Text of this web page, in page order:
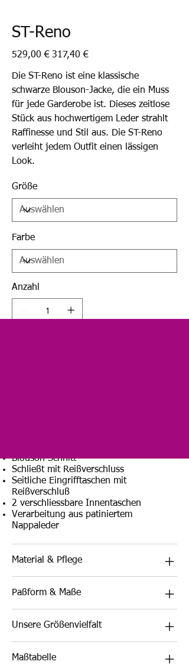
ST-Reno
Ursprünglicher
Preis
529,00 € Angebotspreis
317,40 €
Die ST-Reno ist eine klassische
schwarze Blouson-Jacke, die ein Muss
für jede Garderobe ist. Dieses zeitlose
Stück aus hochwertigem Leder strahlt
Raffinesse und Stil aus. Die ST-Reno
verleiht jedem Outfit einen lässigen
Look.
Größe
Farbe
Anzahl
Blouson Schnitt
Schließt mit Reißverschluss
Seitliche Eingrifftaschen mit
Reißverschluß
2 verschliessbare Innentaschen
Verarbeitung aus patiniertem
Nappaleder
Material & Pflege
Paßform & Maße
Unsere Größenvielfalt
Maßtabelle